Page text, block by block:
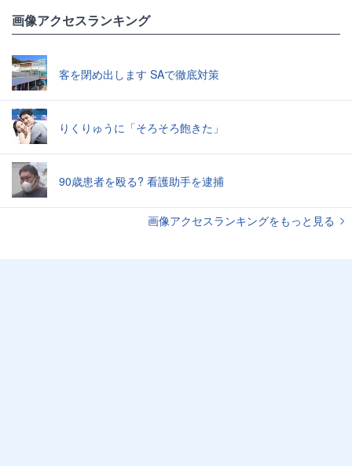
画像アクセスランキング
客を閉め出します SAで徹底対策
りくりゅうに「そろそろ飽きた」
90歳患者を殴る? 看護助手を逮捕
画像アクセスランキングをもっと見る